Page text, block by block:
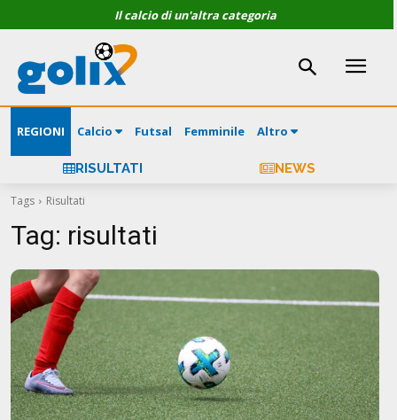
Il calcio di un'altra categoria
REGIONI Calcio Futsal Femminile Altro
RISULTATI NEWS
Tags Risultati
Tag: risultati